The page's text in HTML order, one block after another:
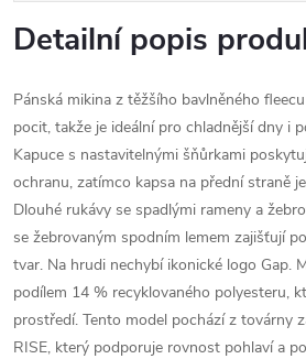
Detailní popis
Pánská mikina z těžšího bavlněného
pocit, takže je ideální pro chladnější dny i
Kapuce s nastavitelnými šňůrkami
ochranu, zatímco kapsa na přední straně
Dlouhé rukávy se spadlými rameny a
se žebrovaným spodním lemem zajišťují
tvar. Na hrudi nechybí ikonické logo Gap.
podílem 14 % recyklovaného polyesteru,
prostředí. Tento model pochází z továrny
RISE, který podporuje rovnost pohlaví a